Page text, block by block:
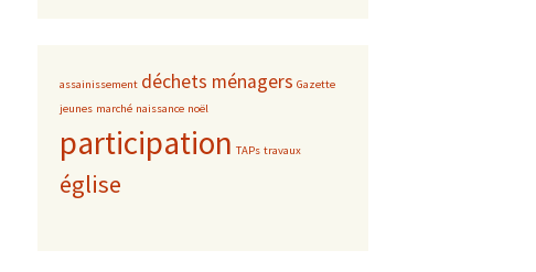
assainissement déchets ménagers Gazette
jeunes marché naissance noël
participation TAPs travaux
église